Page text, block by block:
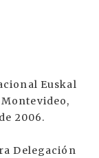
Euskal
2006.
Delegación